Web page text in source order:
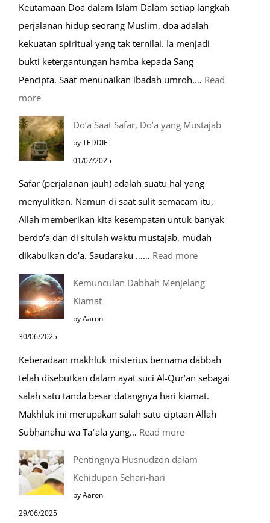
Paket
Umroh
Dengan
Kereta
Cepat
Keutamaan Doa dalam Islam Dalam setiap langkah
perjalanan hidup seorang Muslim, doa adalah
kekuatan spiritual yang tak ternilai. Ia menjadi
bukti ketergantungan hamba kepada Sang
Pencipta. Saat menunaikan ibadah umroh,… Read
more:
Tempat-
Tempat
Mustajab
Berdoa
Saat
Umroh
Do’a Saat Safar, Do’a yang Mustajab
by TEDDIE
01/07/2025
Safar (perjalanan jauh) adalah suatu hal yang
menyulitkan. Namun di saat sulit semacam itu,
Allah memberikan kita kesempatan untuk banyak
berdo’a dan di situlah waktu mustajab, mudah
dikabulkan do’a. Saudaraku …… Read more:
Saat
Mustajab
Kemunculan Dabbah Menjelang
Kiamat
by Aaron
30/06/2025
Keberadaan makhluk misterius bernama dabbah
telah disebutkan dalam ayat suci Al-Qur’an sebagai
salah satu tanda besar datangnya hari kiamat.
Makhluk ini merupakan salah satu ciptaan Allah
Subḥānahu wa Taʿālā yang… Read more:
Pentingnya Husnudzon dalam
Kehidupan Sehari-hari
by Aaron
29/06/2025